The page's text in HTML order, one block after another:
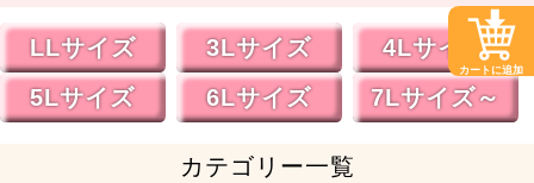
LLサイズ 3Lサイズ
4Lサイズ
5Lサイズ
6Lサイズ 7Lサイズ～
カテゴリー一覧
カートに追加